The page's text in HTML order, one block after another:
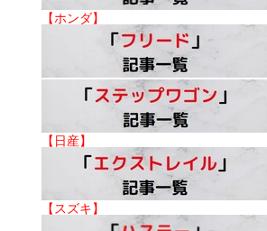
【ホンダ】
【日産】
【スズキ】